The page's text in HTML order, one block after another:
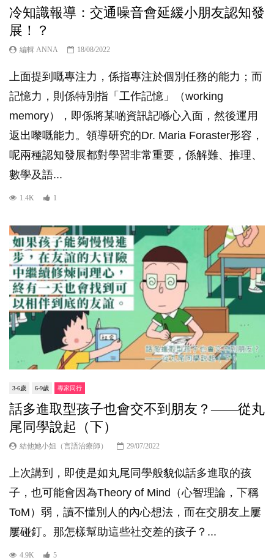
冷知識報導：交通噪音會延緩小朋友認知發
展！？
編輯 ANNA 18/08/2022
上面提到嘅專注力，係指專注於個別任務的能力；而
記憶力，則係特別指「工作記憶」（working
memory），即係將某啲資訊記喺心入面，然後運用
返出嚟嘅能力。領導研究的Dr. Maria Foraster形容，
呢兩種認知發展都對學習非常重要，係解難、推理、
數學及語...
1.4K 1
3-6歲 6-9歲 專家同行
話多進取型孩子也會交不到朋友？——從丸
尾同學說起（下）
結他她小姐（言語治療師） 29/07/2022
上次講到，即使是如丸尾同學般貌似話多進取的孩
子，也可能會因為Theory of Mind（心智理論，下稱
ToM）弱，讀不懂別人的內心想法，而在交朋友上屢
屢碰釘。那怎樣幫助這些社交差的孩子？...
4.9K 5